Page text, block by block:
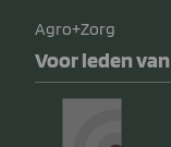
Agro+Zorg
Voor leden van